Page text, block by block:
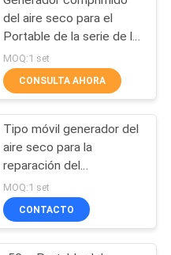
de
del aire seco para el
Portable de la serie de la
subestación NSH ADK
del transformador
MOQ:1 set
CONSULTA AHORA
Tipo móvil generador del
aire seco para la
reparación del
transformador de
Maintenace de la
subestación
MOQ:1 set
CONTACTO